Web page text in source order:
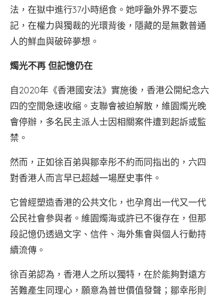
法，在獄中進行37小時絕食。她呼籲外界不要忘
記，在權力與獨裁的光環背後，隱藏的是無數普通
人的鮮血與破碎夢想。
燭光不再 但記憶仍在
自2020年《香港國安法》實施後，香港公開紀念六
四的空間急速收縮。支聯會被迫解散，維園燭光晚
會停辦，多名民主派人士因相關案件遭到起訴或監
禁。
然而，正如徐百弟與鄒幸彤不約而同指出的，六四
對香港人而言早已超越一場歷史事件。
它曾經塑造香港的公共文化，也孕育出一代又一代
公民社會參與者。維園燭海或許已不復存在，但那
段記憶仍透過文字、信件、海外集會與個人行動持
續流傳。
徐百弟認為，香港人之所以獨特，在於能夠對遠方
苦難產生同理心，願意為普世價值發聲；鄒幸彤則